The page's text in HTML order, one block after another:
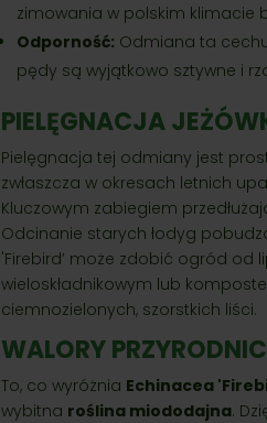
zimowania w polskim klimacie
Odporność: Odmiana ta
pędy są wyjątkowo sztywne i
PIELĘGNACJA
Pielęgnacja tej odmiany jest
zwłaszcza w okresach letnich
Kluczowym zabiegiem
Odcinanie starych łodyg
'Firebird’ może zdobić ogród od
wieloskładnikowym lub
ciemnozielonych, szorstkich liści.
WALORY
To, co wyróżnia Echinacea
wybitna roślina miododajna.